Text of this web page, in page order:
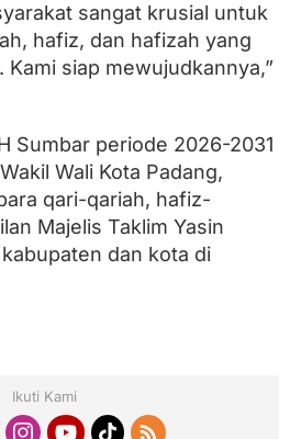
sangat krusial untuk
hafiz, dan hafizah yang
siap mewujudkannya,”
Sumbar periode 2026-2031
Wali Kota Padang,
qari-qariah, hafiz-
Majelis Taklim Yasin
dan kota di
Ikuti Kami